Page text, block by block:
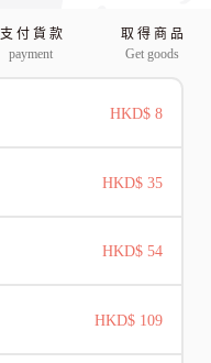
支 付 貨 款
payment
取 得 商 品
Get goods
HKD$ 8
HKD$ 35
HKD$ 54
HKD$ 109